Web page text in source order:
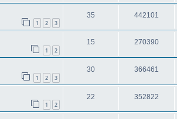
1 2 3
35 442101
1 2
15 270390
1 2 3
30 366461
1 2
22 352822